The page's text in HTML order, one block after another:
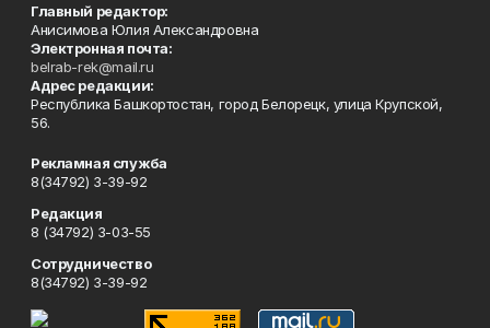
Главный редактор:
Анисимова Юлия Александровна
Электронная почта:
belrab-rek@mail.ru
Адрес редакции:
Республика Башкортостан, город Белорецк, улица Крупской,
56.
Рекламная служба
8(34792) 3-39-92
Редакция
8 (34792) 3-03-55
Сотрудничество
8(34792) 3-39-92